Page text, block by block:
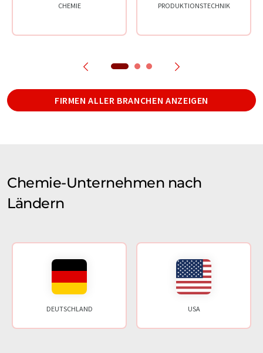
CHEMIE PRODUKTIONSTECHNIK
FIRMEN ALLER BRANCHEN ANZEIGEN
Chemie-Unternehmen nach
Ländern
DEUTSCHLAND USA